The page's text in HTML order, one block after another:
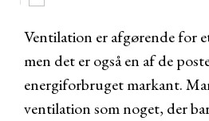
Ventilation er afgørende for
men det er også en af de
energiforbruget markant.
ventilation som noget, der